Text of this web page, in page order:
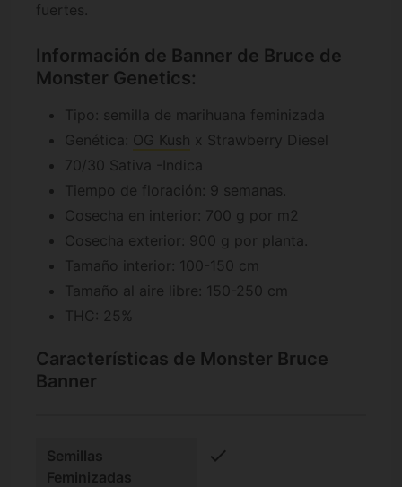
fuertes.
Información de Banner de Bruce de
Monster Genetics:
Tipo: semilla de marihuana feminizada
Genética: OG Kush x Strawberry Diesel
70/30 Sativa -Indica
Tiempo de floración: 9 semanas.
Cosecha en interior: 700 g por m2
Cosecha exterior: 900 g por planta.
Tamaño interior: 100-150 cm
Tamaño al aire libre: 150-250 cm
THC: 25%
Características de Monster Bruce
Banner
Semillas
Feminizadas
check